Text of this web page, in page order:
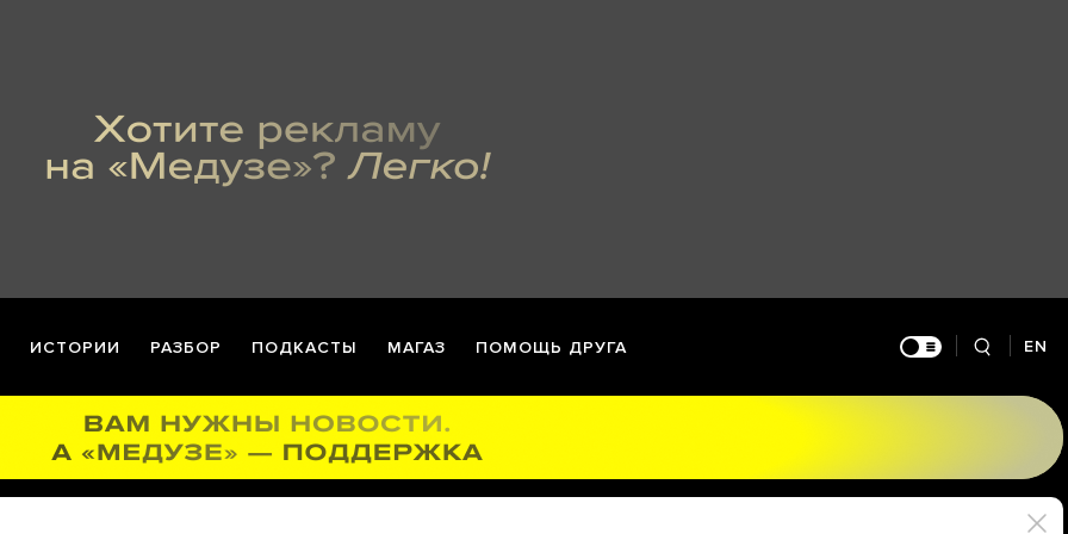
ИСТОРИИ РАЗБОР ПОДКАСТЫ МАГАЗ ПОМОЩЬ ДРУГА EN